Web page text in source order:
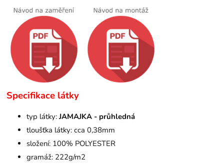
Specifikace látky
typ látky:JAMAJKA - průhledná
tloušťka látky: cca 0,38mm
složení: 100% POLYESTER
gramáž: 222g/m2